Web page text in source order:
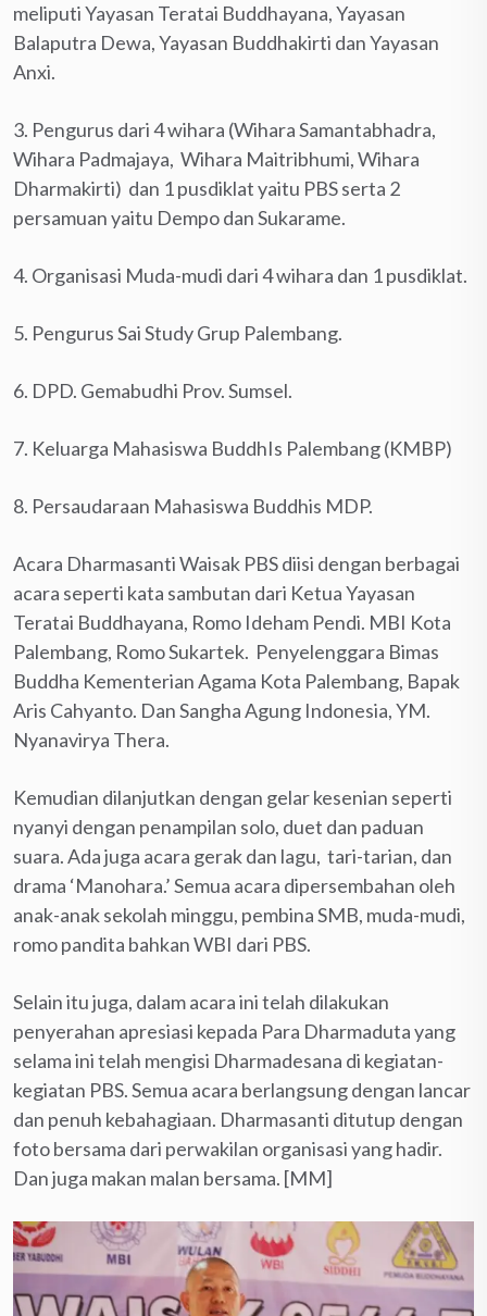
meliputi Yayasan Teratai Buddhayana, Yayasan
Balaputra Dewa, Yayasan Buddhakirti dan Yayasan
Anxi.
3. Pengurus dari 4 wihara (Wihara Samantabhadra,
Wihara Padmajaya, Wihara Maitribhumi, Wihara
Dharmakirti) dan 1 pusdiklat yaitu PBS serta 2
persamuan yaitu Dempo dan Sukarame.
4. Organisasi Muda-mudi dari 4 wihara dan 1 pusdiklat.
5. Pengurus Sai Study Grup Palembang.
6. DPD. Gemabudhi Prov. Sumsel.
7. Keluarga Mahasiswa BuddhIs Palembang (KMBP)
8. Persaudaraan Mahasiswa Buddhis MDP.
Acara Dharmasanti Waisak PBS diisi dengan berbagai
acara seperti kata sambutan dari Ketua Yayasan
Teratai Buddhayana, Romo Ideham Pendi. MBI Kota
Palembang, Romo Sukartek. Penyelenggara Bimas
Buddha Kementerian Agama Kota Palembang, Bapak
Aris Cahyanto. Dan Sangha Agung Indonesia, YM.
Nyanavirya Thera.
Kemudian dilanjutkan dengan gelar kesenian seperti
nyanyi dengan penampilan solo, duet dan paduan
suara. Ada juga acara gerak dan lagu, tari-tarian, dan
drama ‘Manohara.’ Semua acara dipersembahan oleh
anak-anak sekolah minggu, pembina SMB, muda-mudi,
romo pandita bahkan WBI dari PBS.
Selain itu juga, dalam acara ini telah dilakukan
penyerahan apresiasi kepada Para Dharmaduta yang
selama ini telah mengisi Dharmadesana di kegiatan-
kegiatan PBS. Semua acara berlangsung dengan lancar
dan penuh kebahagiaan. Dharmasanti ditutup dengan
foto bersama dari perwakilan organisasi yang hadir.
Dan juga makan malan bersama. [MM]